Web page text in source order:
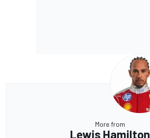
More from
Lewis Hamilton